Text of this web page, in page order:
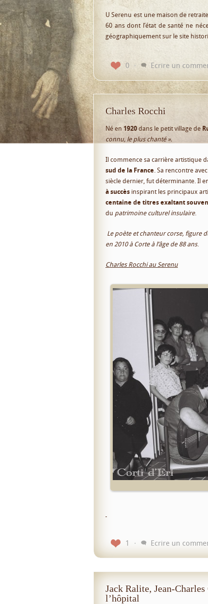
U Serenu est une maison de
60 ans dont l’état de santé ne
géographiquement sur le site
0 Ecrire un
Charles Rocchi
Né en 1920dans le petit village de
connu, le plus chanté ».
Il commence sa carrière artistique
sud de la France. Sa rencontre avec
siècle dernier, fut déterminante. Il
à succès inspirant les principaux
centaine de titres exaltant
du patrimoine culturel insulaire.
Le poète et chanteur corse, figure
en 2010 à Corte à l’âge de 88 ans.
Charles Rocchi au Serenu
1 Ecrire un
Jack Ralite, Jean-
l’hôpital